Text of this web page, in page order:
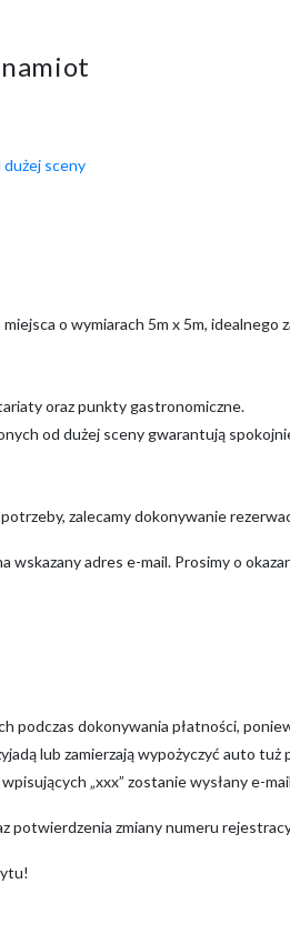
sceny
o wymiarach 5m x 5m, idealnego
oraz punkty gastronomiczne.
od dużej sceny gwarantują
zalecamy dokonywanie
wskazany adres e-mail. Prosimy o
podczas dokonywania płatności,
lub zamierzają wypożyczyć auto
„xxx” zostanie wysłany e-
potwierdzenia zmiany numeru